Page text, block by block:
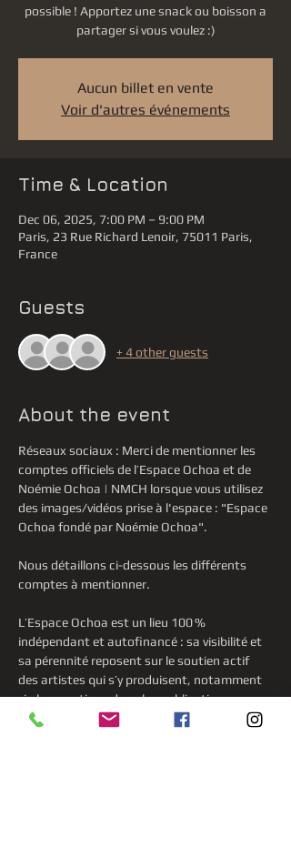
possible ! Apportez une snack ou boisson a
partager si vous voulez :)
Aucun billet en vente
Voir d'autres événements
Time & Location
Dec 06, 2025, 7:00 PM – 9:00 PM
Paris, 23 Rue Richard Lenoir, 75011 Paris,
France
Guests
+ 4 other guests
About the event
Réseaux sociaux : Merci de mentionner les
comptes officiels de l’Espace Ochoa et de
Noémie Ochoa | NMCH lorsque vous utilisez
des images/vidéos prise à l'espace : "Espace
Ochoa fondé par Noémie Ochoa".
Nous détaillons ci-dessous les différents
comptes à mentionner.
L’Espace Ochoa est un lieu 100 %
indépendant et autofinancé : sa visibilité et
sa pérennité reposent sur le soutien actif
des artistes qui s’y produisent, notamment
via les mentions dans les publications.